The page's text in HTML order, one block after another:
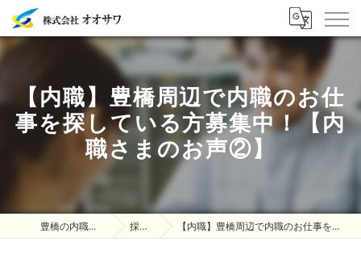
【内職】豊橋周辺で内職のお仕
事を探している方募集中！【内
職さまのお声②】
豊橋の内職は株式会社オオサワ 採用ブログ 【内職】豊橋周辺で内職のお仕事を探している方募集中！【内職さまのお声②】